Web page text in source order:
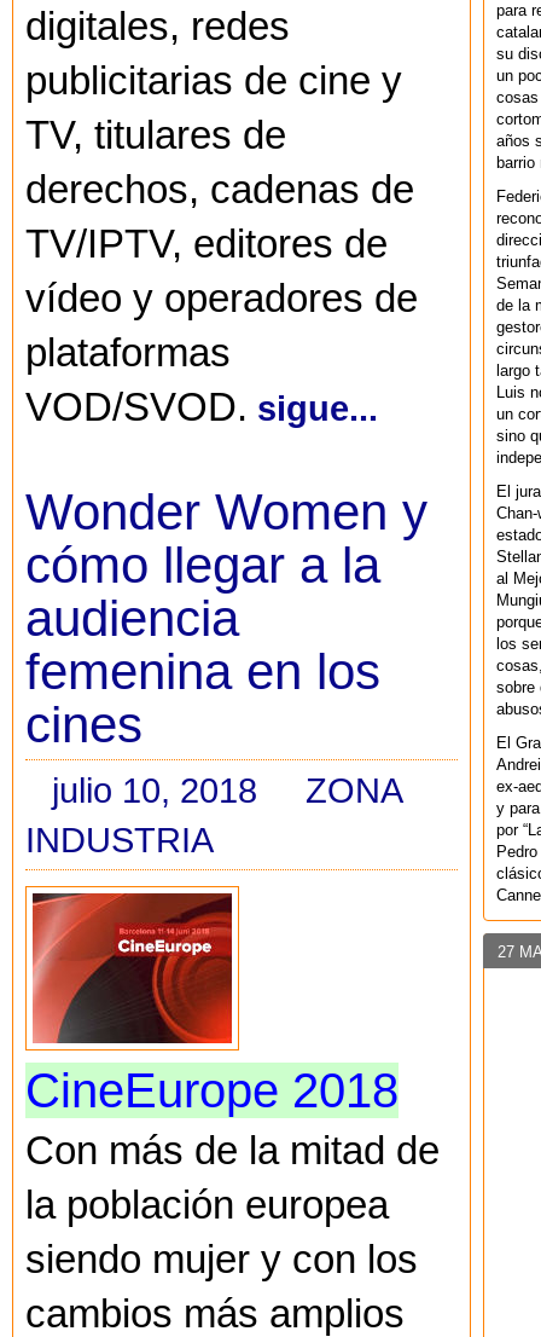
digitales, redes
publicitarias de cine y
TV, titulares de
derechos, cadenas de
TV/IPTV, editores de
vídeo y operadores de
plataformas
VOD/SVOD. sigue...
Wonder Women y
cómo llegar a la
audiencia
femenina en los
cines
julio 10, 2018
ZONA
INDUSTRIA
CineEurope 2018
Con más de la mitad de
la población europea
siendo mujer y con los
cambios más amplios
para
su
un
cosas
años
de la
largo
Luis
un
sino
El
al
los
sobre
El
ex-
y
por
27